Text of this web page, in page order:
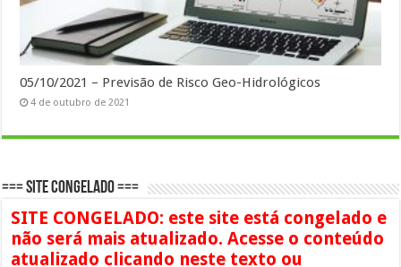
05/10/2021 – Previsão de Risco Geo-Hidrológicos
4 de outubro de 2021
=== SITE CONGELADO ===
SITE CONGELADO: este site está congelado e
não será mais atualizado. Acesse o conteúdo
atualizado clicando neste texto ou